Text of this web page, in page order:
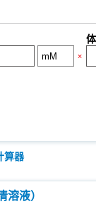
×
算器
液）